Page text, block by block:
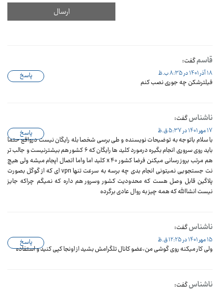
قاسمگفت:
18 آذر 1401 در 8:35 ب.ظ
فیلترشکن چه جوری نصب کنم
پاسخ
ناشناسگفت:
17 مهر 1401 در 5:37 ق.ظ
با سلام باتوجه به توضیحات نویسنده و طی برسی شخصا بله رایگان نیست درواقع حتما
باید روی سروری انجام بگیره درمورد کلید ها رایگان که ۶ کشور هم بیشترنیست و جالب تر
هم مرتب بروز رسانی میکنن فرضا کشور x ۴۰ کلید اما واما اتصال اپجام میشه ولی هیچ
نت جستجویی نمیتونی انجام بدی چه برسه به سرعت تنها vpn ای که از گوگل بصورت
پلاگین قابل وصل هست که محدودیت کشور وسرور هم داره که نمیگم چراکه جایز
نیست انشاالله که همه چیز به روال عادی برگرده
پاسخ
ناشناسگفت:
15 مهر 1401 در 12:25 ق.ظ
ولی کار میکنه روی گوشی من،عضو کانال تلگرامش بشید از اونجا کپی کنید و استفاده
پاسخ
ناشناسگفت: